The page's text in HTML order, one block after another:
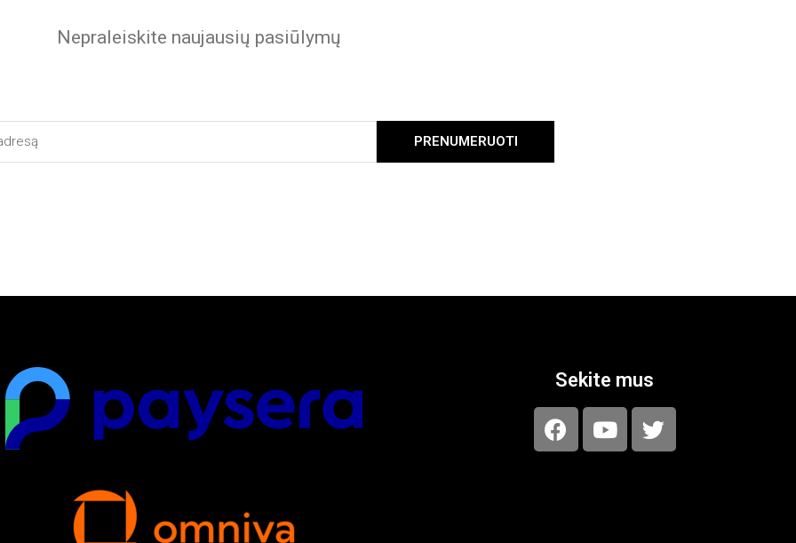
Nepraleiskite naujausių pasiūlymų
PRENUMERUOTI
Sekite mus